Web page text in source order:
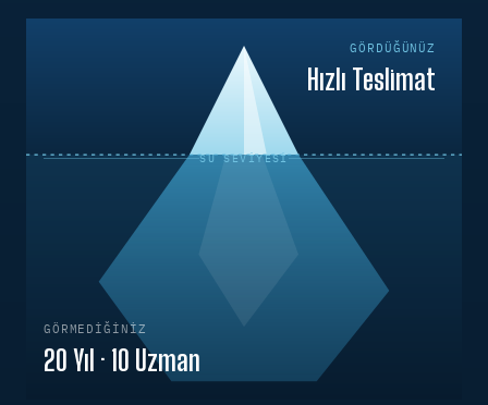
GÖRDÜĞÜNÜZ
Hızlı Teslimat
SU SEVIYESI
GÖRMEDIĞINIZ
20 Yıl · 10 Uzman